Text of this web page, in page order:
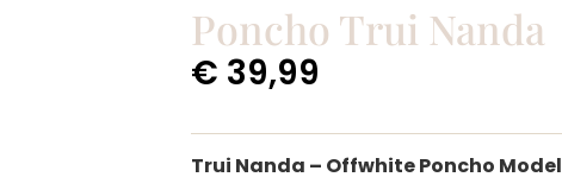
Poncho Trui Nanda
€ 39,99
Trui Nanda – Offwhite Poncho Model